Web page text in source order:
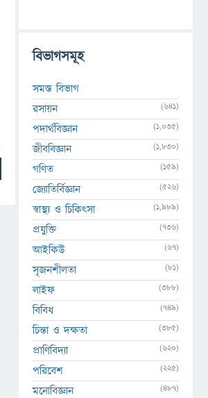
বিভাগসমূহ
সমস্ত বিভাগ
রসায়ন
(641)
পদার্থবিজ্ঞান (1,035)
জীববিজ্ঞান (1,830)
গণিত (159)
জ্যোতির্বিজ্ঞান (526)
স্বাস্থ্য ও চিকিৎসা (1,989)
প্রযুক্তি (736)
আইকিউ (67)
সৃজনশীলতা (81)
লাইফ (388)
বিবিধ (749)
চিন্তা ও দক্ষতা (385)
প্রাণিবিদ্যা (620)
পরিবেশ (225)
মনোবিজ্ঞান (487)